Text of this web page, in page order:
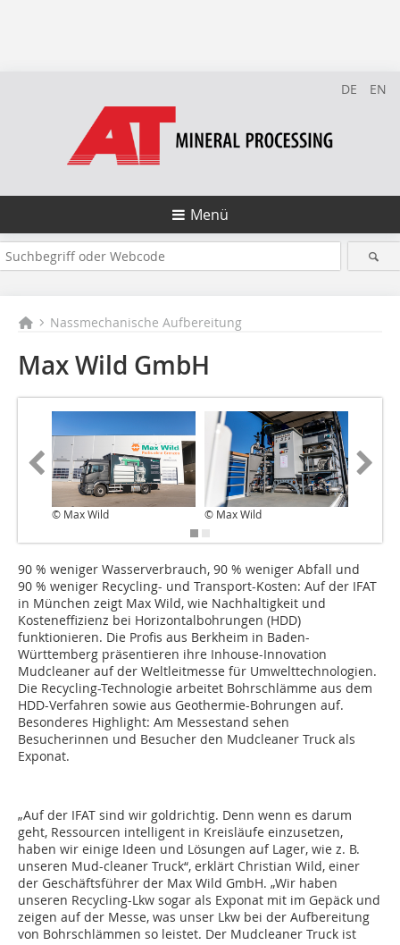
DE EN
Menü
Nassmechanische Aufbereitung
Max Wild GmbH
© Max Wild © Max Wild
90 % weniger Wasserverbrauch, 90 % weniger Abfall und
90 % weniger Recycling- und Transport-Kosten: Auf der IFAT
in München zeigt Max Wild, wie Nachhaltigkeit und
Kosteneffizienz bei Horizontalbohrungen (HDD)
funktionieren. Die Profis aus Berkheim in Baden-
Württemberg präsentieren ihre Inhouse-Innovation
Mudcleaner auf der Weltleitmesse für Umwelttechnologien.
Die Recycling-Technologie arbeitet Bohrschlämme aus dem
HDD-Verfahren sowie aus Geothermie-Bohrungen auf.
Besonderes Highlight: Am Messestand sehen
Besucherinnen und Besucher den Mudcleaner Truck als
Exponat.
„Auf der IFAT sind wir goldrichtig. Denn wenn es darum
geht, Ressourcen intelligent in Kreisläufe einzusetzen,
haben wir einige Ideen und Lösungen auf Lager, wie z. B.
unseren Mud-cleaner Truck“, erklärt Christian Wild, einer
der Geschäftsführer der Max Wild GmbH. „Wir haben
unseren Recycling-Lkw sogar als Exponat mit im Gepäck und
zeigen auf der Messe, was unser Lkw bei der Aufbereitung
von Bohrschlämmen so leistet. Der Mudcleaner Truck ist